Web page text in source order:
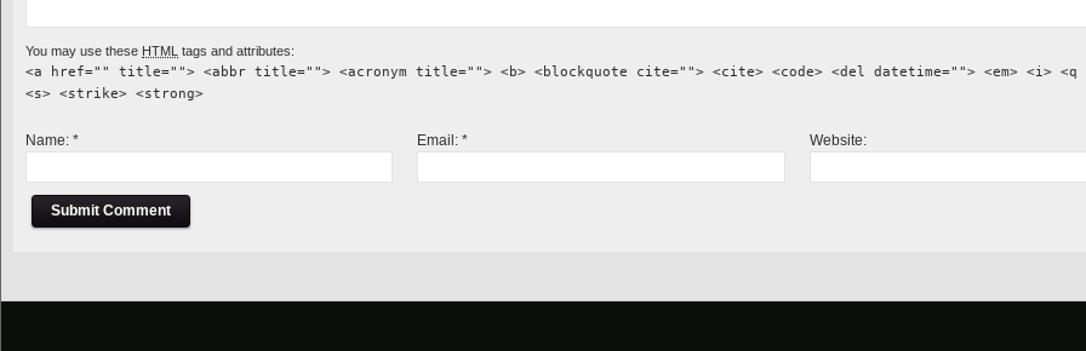
You may use these HTML tags and attributes:
<a href="" title=""> <abbr title=""> <acronym title=""> <b> <blockquote cite=""> <cite> <code> <del datetime=""> <em> <i>
<s> <strike> <strong>
Name: * Email:* Website: